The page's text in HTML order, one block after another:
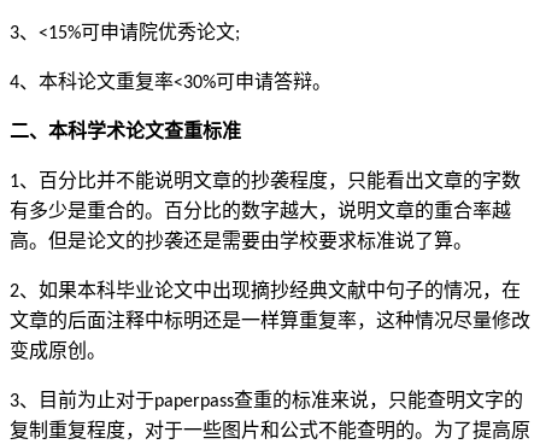
3、 <15%可申请院优秀论文;
4、本科论文重复率<30%可申请答辩。
二、本科学术论文查重标准
1、百分比并不能说明文章的抄袭程度，只能看出文章的字数
有多少是重合的。百分比的数字越大，说明文章的重合率越
高。但是论文的抄袭还是需要由学校要求标准说了算。
2、如果本科毕业论文中出现摘抄经典文献中句子的情况，在
文章的后面注释中标明还是一样算重复率，这种情况尽量修改
变成原创。
3、目前为止对于paperpass查重的标准来说，只能查明文字的
复制重复程度，对于一些图片和公式不能查明的。为了提高原